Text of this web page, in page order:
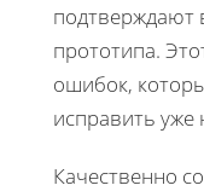
подтверждают
прототипа.
ошибок,
исправить уже
Качественно